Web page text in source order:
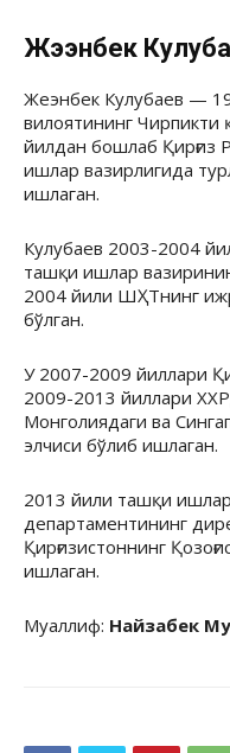
Жээнбек
Жеэнбек Кулубаев —
вилоятининг Чирпикти
йилдан бошлаб Қирғиз
ишлар вазирлигида
ишлаган.
Кулубаев 2003-2004
ташқи ишлар
2004 йили ШҲТнинг
бўлган.
У 2007-2009 йиллари
2009-2013 йиллари
Монголиядаги ва
элчиси бўлиб ишлаган.
2013 йили ташқи
департаментининг
Қирғизистоннинг
ишлаган.
Муаллиф: Найзабек